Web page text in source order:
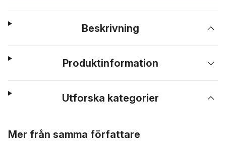
Beskrivning
Produktinformation
Utforska kategorier
Mer från samma författare